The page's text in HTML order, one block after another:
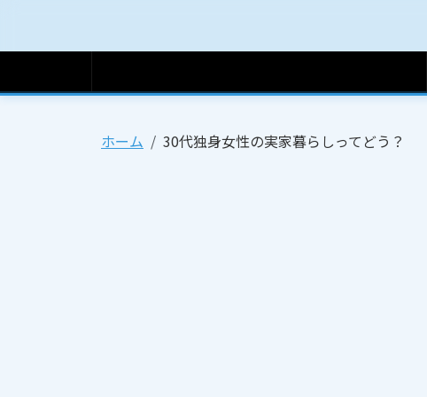
ホーム 30代独身女性の実家暮らしってどう？